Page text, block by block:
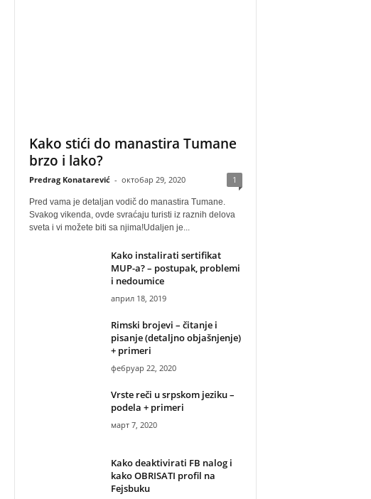
Kako stići do manastira Tumane
brzo i lako?
Predrag Konatarević - октобар 29, 2020 1
Pred vama je detaljan vodič do manastira Tumane.
Svakog vikenda, ovde svraćaju turisti iz raznih delova
sveta i vi možete biti sa njima!Udaljen je...
Kako instalirati sertifikat
MUP-a? – postupak, problemi
i nedoumice
април 18, 2019
Rimski brojevi – čitanje i
pisanje (detaljno objašnjenje)
+ primeri
фебруар 22, 2020
Vrste reči u srpskom jeziku –
podela + primeri
март 7, 2020
Kako deaktivirati FB nalog i
kako OBRISATI profil na
Fejsbuku